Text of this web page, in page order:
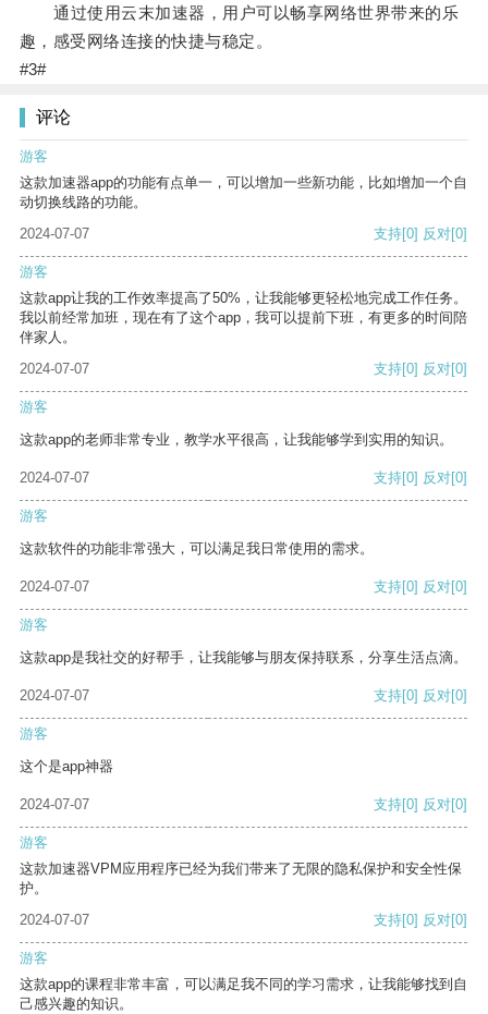
通过使用云末加速器，用户可以畅享网络世界带来的乐
趣，感受网络连接的快捷与稳定。
#3#
评论
游客
这款加速器app的功能有点单一，可以增加一些新功能，比如增加一个自
动切换线路的功能。
2024-07-07
支持[0] 反对[0]
游客
这款app让我的工作效率提高了50%，让我能够更轻松地完成工作任务。
我以前经常加班，现在有了这个app，我可以提前下班，有更多的时间陪
伴家人。
2024-07-07
支持[0] 反对[0]
游客
这款app的老师非常专业，教学水平很高，让我能够学到实用的知识。
2024-07-07 支持[0] 反对[0]
游客
这款软件的功能非常强大，可以满足我日常使用的需求。
2024-07-07 支持[0] 反对[0]
游客
这款app是我社交的好帮手，让我能够与朋友保持联系，分享生活点滴。
2024-07-07 支持[0] 反对[0]
游客
这个是app神器
2024-07-07 支持[0] 反对[0]
游客
这款加速器VPM应用程序已经为我们带来了无限的隐私保护和安全性保
护。
2024-07-07
支持[0] 反对[0]
游客
这款app的课程非常丰富，可以满足我不同的学习需求，让我能够找到自
己感兴趣的知识。